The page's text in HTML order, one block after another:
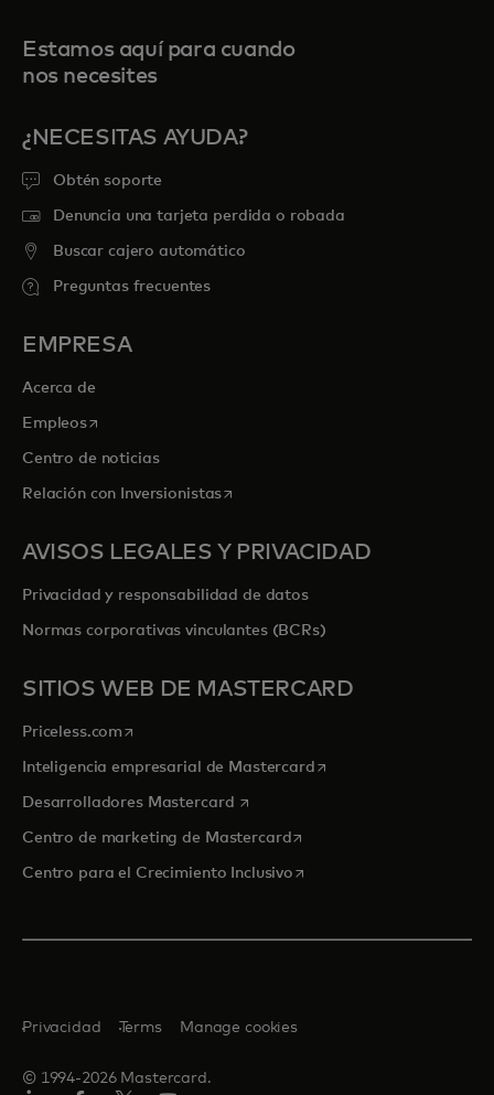
Estamos aquí para cuando
nos necesites
¿NECESITAS AYUDA?
Obtén soporte
Denuncia una tarjeta perdida o robada
Buscar cajero automático
Preguntas frecuentes
EMPRESA
Acerca de
Empleosse abre en una pestaña nueva
Centro de noticias
Relación con Inversionistasse abre en una pestaña nueva
AVISOS LEGALES Y PRIVACIDAD
Privacidad y responsabilidad de datos
Normas corporativas vinculantes (BCRs)
SITIOS WEB DE MASTERCARD
Priceless.com se abre en una pestaña nueva
Inteligencia empresarial de Mastercardse abre en una pestaña
Desarrolladores Mastercard se abre en una pestaña nueva
Centro de marketing de Mastercardse abre en una pestaña
Centro para el Crecimiento Inclusivose abre en una pestaña
© 1994-2026 Mastercard.
Privacidad Terms Manage cookies